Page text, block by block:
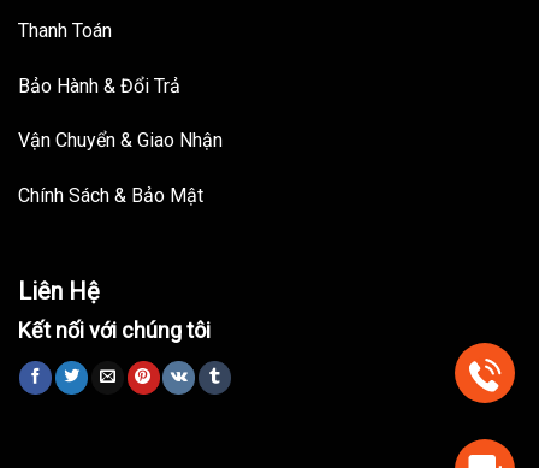
Thanh Toán
Bảo Hành & Đổi Trả
Vận Chuyển & Giao Nhận
Chính Sách & Bảo Mật
Liên Hệ
Kết nối với chúng tôi